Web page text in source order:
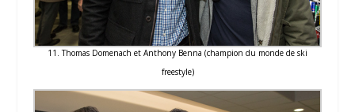
11. Thomas Domenach et Anthony Benna (champion du monde de ski
freestyle)